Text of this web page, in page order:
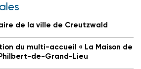
de la ville de Creutzwald
du multi-accueil « La Maison de
de-Grand-Lieu